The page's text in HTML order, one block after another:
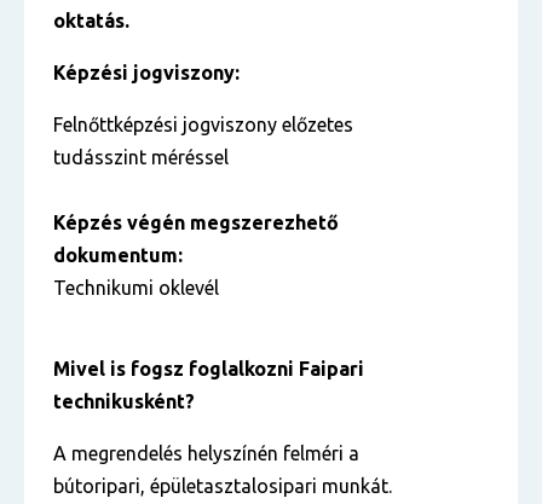
oktatás.
Képzési jogviszony:
Felnőttképzési jogviszony előzetes
tudásszint méréssel
Képzés végén megszerezhető
dokumentum:
Technikumi oklevél
Mivel is fogsz foglalkozni Faipari
technikusként?
A megrendelés helyszínén felméri a
bútoripari, épületasztalosipari munkát.